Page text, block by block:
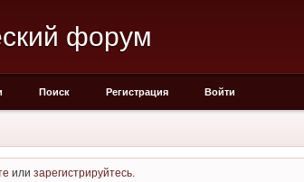
форум
Поиск Регистрация Войти
илизарегистрируйтесь